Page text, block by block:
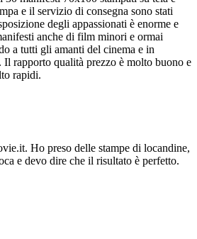
e il servizio di consegna sono stati
degli appassionati è enorme e
anche di film minori e ormai
a tutti gli amanti del cinema e in
rapporto qualità prezzo è molto buono e
rapidi.
Ho preso delle stampe di locandine,
e devo dire che il risultato è perfetto.